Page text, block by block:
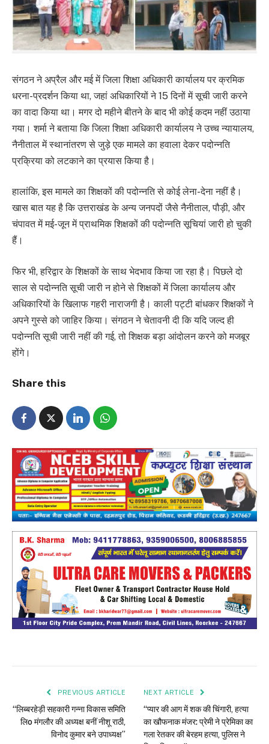
संगठन ने अप्रैल और मई में जिला शिक्षा अधिकारी कार्यालय पर क्रमिक
धरना-प्रदर्शन किया था, जहां अधिकारियों ने 15 दिनों में सूची जारी करने
का वादा किया था। मगर दो महीने बीतने के बाद भी कोई कदम नहीं उठाया
गया। शर्मा ने बताया कि जिला शिक्षा अधिकारी कार्यालय ने उच्च न्यायालय,
नैनीताल में स्थानांतरण से जुड़े एक मामले का हवाला देकर पदोन्नति
प्रक्रिया को लटकाने का प्रयास किया है।
हालांकि, इस मामले का शिक्षकों की पदोन्नति से कोई लेना-देना नहीं है।
खास बात यह है कि उत्तराखंड के अन्य जनपदों जैसे नैनीताल, पौड़ी, और
चंपावत में मई-जून में प्राथमिक शिक्षकों की पदोन्नति सूचियां जारी हो चुकी
हैं।
फिर भी, हरिद्वार के शिक्षकों के साथ भेदभाव किया जा रहा है। पिछले दो
साल से पदोन्नति सूची जारी न होने से शिक्षकों में जिला कार्यालय और
अधिकारियों के खिलाफ गहरी नाराजगी है। काली पट्टी बांधकर शिक्षकों ने
अपने गुस्से को जाहिर किया। संगठन ने चेतावनी दी कि यदि जल्द ही
पदोन्नति सूची जारी नहीं की गई, तो शिक्षक बड़ा आंदोलन करने को मजबूर
होंगे।
Share this
PREVIOUS ARTICLE
“लिब्बरहेड़ी सहकारी गन्ना विकास समिति
लिo मंगलौर की अध्यक्ष बनीं नीशू राठी,
विनोद कुमार बने उपाध्यक्ष”
NEXT ARTICLE
“प्यार की आग में शक की चिंगारी, हत्या
का खौफनाक मंजर: प्रेमी ने प्रेमिका का
गला रेतकर की बेरहम हत्या, पुलिस ने